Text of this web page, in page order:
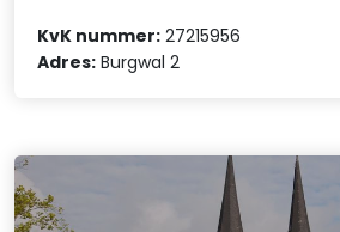
KvK nummer: 27215956
Adres: Burgwal 2